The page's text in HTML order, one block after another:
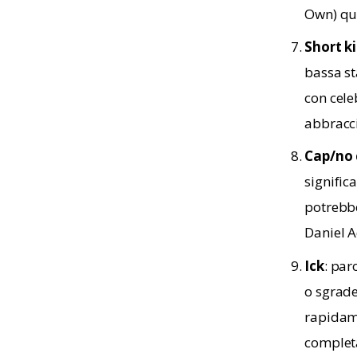
Own)
Short
bassa
con
Cap/no
Daniel
Ick:
o